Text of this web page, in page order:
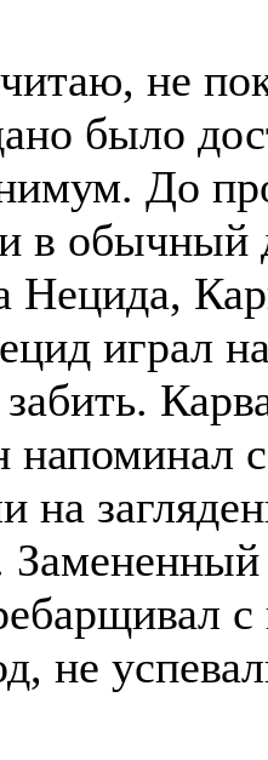
не
было
До
в обычный
Нецида,
играл
напоминал
на
не